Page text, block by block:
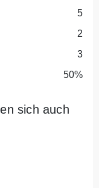
5
2
3
50%
sich auch